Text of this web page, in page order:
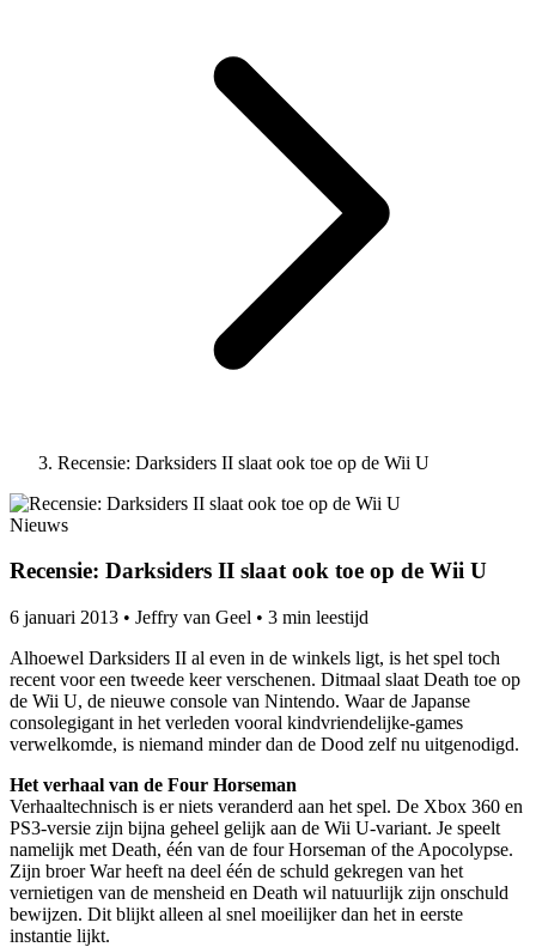
Recensie: Darksiders II slaat ook toe op de Wii U
Nieuws
Recensie: Darksiders II slaat ook toe op de Wii U
6 januari 2013 • Jeffry van Geel • 3 min leestijd
Alhoewel Darksiders II al even in de winkels ligt, is het spel toch
recent voor een tweede keer verschenen. Ditmaal slaat Death toe op
de Wii U, de nieuwe console van Nintendo. Waar de Japanse
consolegigant in het verleden vooral kindvriendelijke-games
verwelkomde, is niemand minder dan de Dood zelf nu uitgenodigd.
Het verhaal van de Four Horseman
Verhaaltechnisch is er niets veranderd aan het spel. De Xbox 360 en
PS3-versie zijn bijna geheel gelijk aan de Wii U-variant. Je speelt
namelijk met Death, één van de four Horseman of the Apocolypse.
Zijn broer War heeft na deel één de schuld gekregen van het
vernietigen van de mensheid en Death wil natuurlijk zijn onschuld
bewijzen. Dit blijkt alleen al snel moeilijker dan het in eerste
instantie lijkt.